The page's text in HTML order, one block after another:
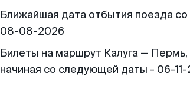
Ближайшая дата отбытия поезда со
08-08-2026
Билеты на маршрут Калуга —
начиная со следующей даты - 06-